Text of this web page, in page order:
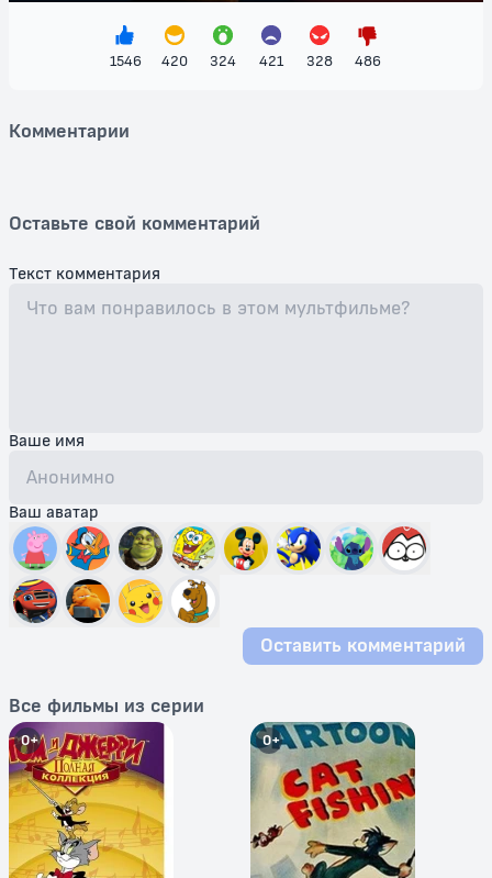
1546 420 324 421 328 486
Комментарии
Оставьте свой комментарий
Текст комментария
Ваше имя
Ваш аватар
Оставить комментарий
Все фильмы из серии
0+ 0+